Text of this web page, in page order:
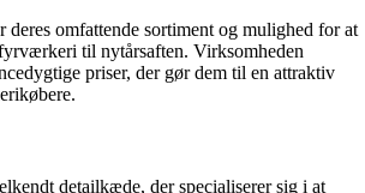
omfattende sortiment og mulighed for at
til nytårsaften. Virksomheden
priser, der gør dem til en attraktiv
detailkæde, der specialiserer sig i at